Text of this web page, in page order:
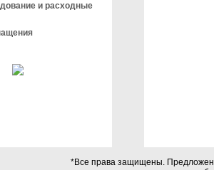
и расходные
*Все права защищены.